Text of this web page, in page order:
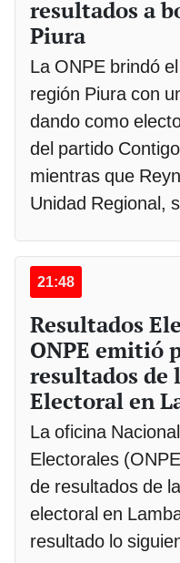
resultados a
Piura
La ONPE brindó
región Piura con
dando como
del partido
mientras que
Unidad Regional,
21:48
Resultados
ONPE emitió
resultados de
Electoral en
La oficina
Electorales
de resultados de
electoral en
resultado lo